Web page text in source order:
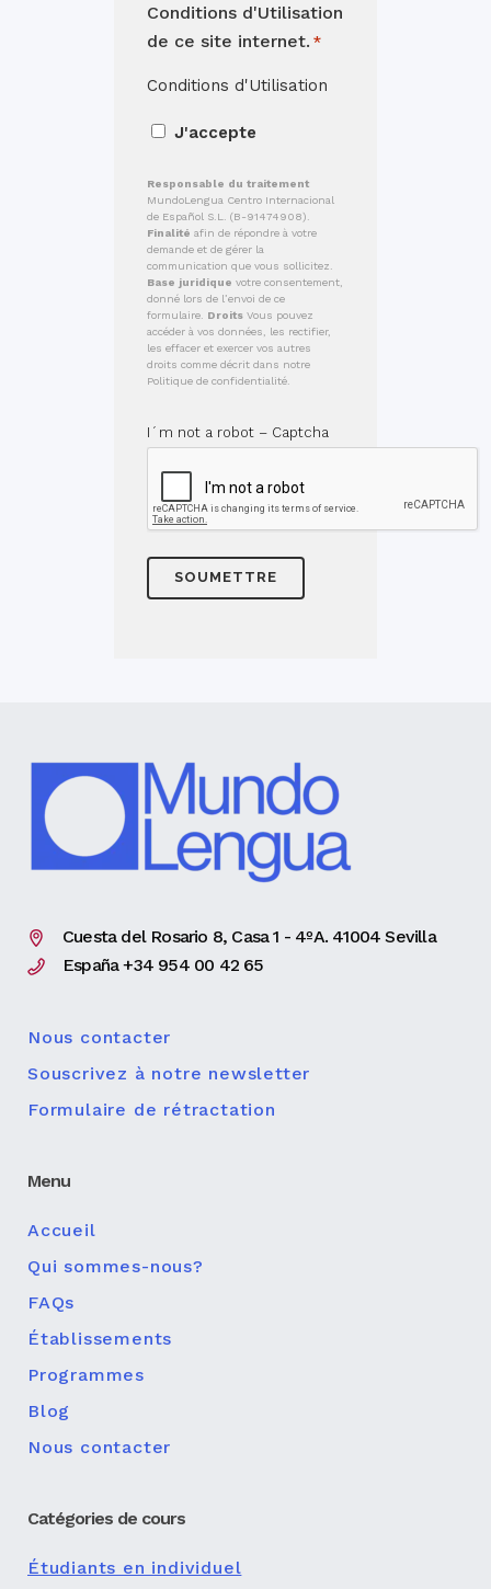
Conditions d'Utilisation
de ce site internet. *
Conditions d'Utilisation
J'accepte
Responsable du traitement
MundoLengua Centro Internacional
de Español S.L. (B-91474908).
Finalité afin de répondre à votre
demande et de gérer la
communication que vous sollicitez.
Base juridique votre consentement,
donné lors de l’envoi de ce
formulaire. Droits Vous pouvez
accéder à vos données, les rectifier,
les effacer et exercer vos autres
droits comme décrit dans notre
Politique de confidentialité.
I´m not a robot – Captcha
Cuesta del Rosario 8, Casa 1 - 4ºA. 41004 Sevilla
España +34 954 00 42 65
Nous contacter
Souscrivez à notre newsletter
Formulaire de rétractation
Menu
Accueil
Qui sommes-nous?
FAQs
Établissements
Programmes
Blog
Nous contacter
Catégories de cours
Étudiants en individuel